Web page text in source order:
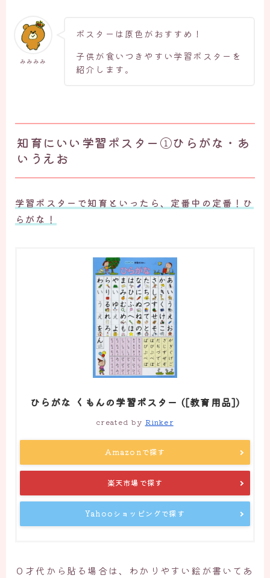
みみみみ
ポスターは原色がおすすめ！
子供が食いつきやすい学習ポスターを
紹介します。
知育にいい学習ポスター①ひらがな・あ
いうえお
学習ポスターで知育といったら、定番中の定番！ひ
らがな！
ひらがな くもんの学習ポスター ([教育用品])
created by Rinker
Amazonで探す
楽天市場で探す
Yahooショッピングで探す
０才代から貼る場合は、わかりやすい絵が書いてあ